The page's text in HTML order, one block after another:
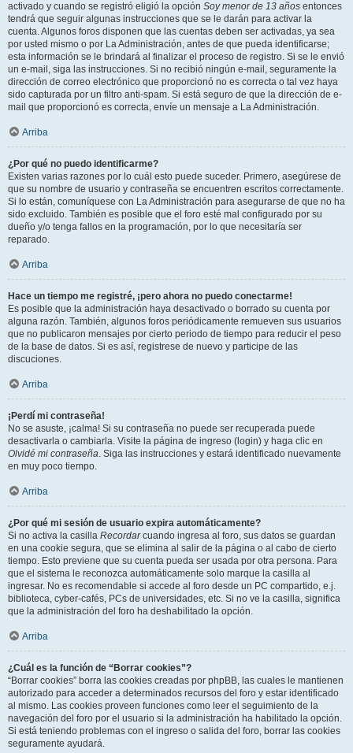
activado y cuando se registró eligió la opción Soy menor de 13 años entonces
tendrá que seguir algunas instrucciones que se le darán para activar la
cuenta. Algunos foros disponen que las cuentas deben ser activadas, ya sea
por usted mismo o por La Administración, antes de que pueda identificarse;
esta información se le brindará al finalizar el proceso de registro. Si se le envió
un e-mail, siga las instrucciones. Si no recibió ningún e-mail, seguramente la
dirección de correo electrónico que proporcionó no es correcta o tal vez haya
sido capturada por un filtro anti-spam. Si está seguro de que la dirección de e-
mail que proporcionó es correcta, envíe un mensaje a La Administración.
Arriba
¿Por qué no puedo identificarme?
Existen varias razones por lo cuál esto puede suceder. Primero, asegúrese de
que su nombre de usuario y contraseña se encuentren escritos correctamente.
Si lo están, comuníquese con La Administración para asegurarse de que no ha
sido excluido. También es posible que el foro esté mal configurado por su
dueño y/o tenga fallos en la programación, por lo que necesitaría ser
reparado.
Arriba
Hace un tiempo me registré, ¡pero ahora no puedo conectarme!
Es posible que la administración haya desactivado o borrado su cuenta por
alguna razón. También, algunos foros periódicamente remueven sus usuarios
que no publicaron mensajes por cierto periodo de tiempo para reducir el peso
de la base de datos. Si es así, registrese de nuevo y participe de las
discuciones.
Arriba
¡Perdí mi contraseña!
No se asuste, ¡calma! Si su contraseña no puede ser recuperada puede
desactivarla o cambiarla. Visite la página de ingreso (login) y haga clic en
Olvidé mi contraseña. Siga las instrucciones y estará identificado nuevamente
en muy poco tiempo.
Arriba
¿Por qué mi sesión de usuario expira automáticamente?
Si no activa la casilla Recordarcuando ingresa al foro, sus datos se guardan
en una cookie segura, que se elimina al salir de la página o al cabo de cierto
tiempo. Esto previene que su cuenta pueda ser usada por otra persona. Para
que el sistema le reconozca automáticamente solo marque la casilla al
ingresar. No es recomendable si accede al foro desde un PC compartido, e.j.
biblioteca, cyber-cafés, PCs de universidades, etc. Si no ve la casilla, significa
que la administración del foro ha deshabilitado la opción.
Arriba
¿Cuál es la función de “Borrar cookies”?
“Borrar cookies” borra las cookies creadas por phpBB, las cuales le mantienen
autorizado para acceder a determinados recursos del foro y estar identificado
al mismo. Las cookies proveen funciones como leer el seguimiento de la
navegación del foro por el usuario si la administración ha habilitado la opción.
Si está teniendo problemas con el ingreso o salida del foro, borrar las cookies
seguramente ayudará.